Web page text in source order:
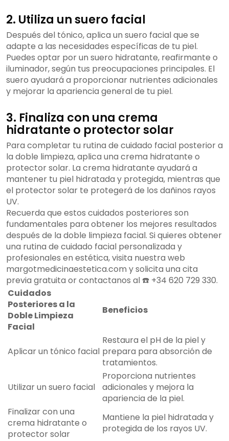
2. Utiliza un suero facial
Después del tónico, aplica un suero facial que se
adapte a las necesidades específicas de tu piel.
Puedes optar por un suero hidratante, reafirmante o
iluminador, según tus preocupaciones principales. El
suero ayudará a proporcionar nutrientes adicionales
y mejorar la apariencia general de tu piel.
3. Finaliza con una crema
hidratante o protector solar
Para completar tu rutina de cuidado facial posterior a
la doble limpieza, aplica una crema hidratante o
protector solar. La crema hidratante ayudará a
mantener tu piel hidratada y protegida, mientras que
el protector solar te protegerá de los dañinos rayos
UV.
Recuerda que estos cuidados posteriores son
fundamentales para obtener los mejores resultados
después de la doble limpieza facial. Si quieres obtener
una rutina de cuidado facial personalizada y
profesionales en estética, visita nuestra web
margotmedicinaestetica.com y solicita una cita
previa gratuita or contactanos al ☎️ +34 620 729 330.
Cuidados
Posteriores a la
Doble Limpieza
Facial
Beneficios
Aplicar un tónico facial
Restaura el pH de la piel y
prepara para absorción de
tratamientos.
Utilizar un suero facial
Proporciona nutrientes
adicionales y mejora la
apariencia de la piel.
Finalizar con una
crema hidratante o
protector solar
Mantiene la piel hidratada y
protegida de los rayos UV.